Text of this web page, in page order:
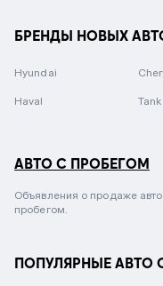
БРЕНДЫ НОВЫХ
Hyundai
Haval Tank
АВТО С ПРОБЕГОМ
Объявления о продаже
пробегом.
ПОПУЛЯРНЫЕ АВТО